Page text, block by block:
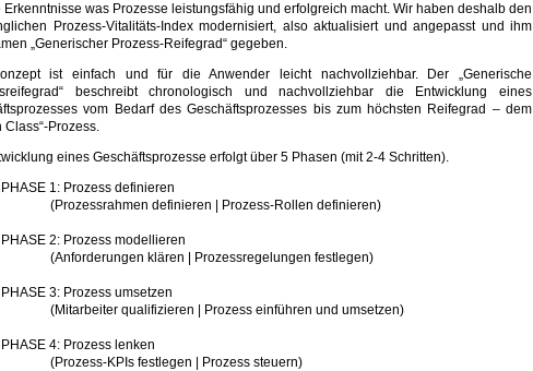
Erkenntnisse was Prozesse leistungsfähig und erfolgreich macht. Wir haben deshalb den
Prozess-Vitalitäts-Index modernisiert, also aktualisiert und angepasst und ihm
„Generischer Prozess-Reifegrad“ gegeben.
ist einfach und für die Anwender leicht nachvollziehbar. Der „Generische
beschreibt chronologisch und nachvollziehbar die Entwicklung eines
vom Bedarf des Geschäftsprozesses bis zum höchsten Reifegrad – dem
Class“-Prozess.
eines Geschäftsprozesse erfolgt über 5 Phasen (mit 2-4 Schritten).
PHASE 1: Prozess definieren
(Prozessrahmen definieren | Prozess-Rollen definieren)
PHASE 2: Prozess modellieren
(Anforderungen klären | Prozessregelungen festlegen)
PHASE 3: Prozess umsetzen
(Mitarbeiter qualifizieren | Prozess einführen und umsetzen)
PHASE 4: Prozess lenken
(Prozess-KPIs festlegen | Prozess steuern)